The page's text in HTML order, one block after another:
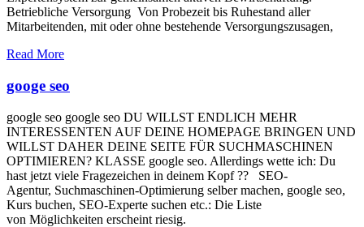
Betriebliche Versorgung Von Probezeit bis Ruhestand aller
Mitarbeitenden, mit oder ohne bestehende Versorgungszusagen,
Read More
googe seo
google seo google seo DU WILLST ENDLICH MEHR
INTERESSENTEN AUF DEINE HOMEPAGE BRINGEN UND
WILLST DAHER DEINE SEITE FÜR SUCHMASCHINEN
OPTIMIEREN? KLASSE google seo. Allerdings wette ich: Du
hast jetzt viele Fragezeichen in deinem Kopf ?? SEO-
Agentur, Suchmaschinen-Optimierung selber machen, google seo,
Kurs buchen, SEO-Experte suchen etc.: Die Liste
von Möglichkeiten erscheint riesig.